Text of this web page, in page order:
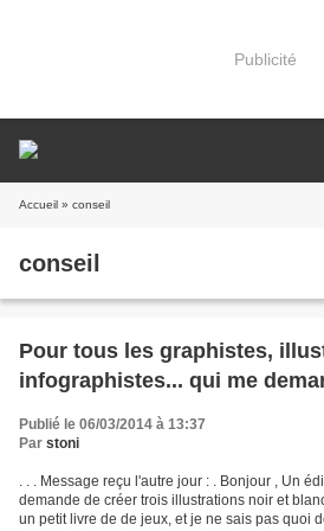
Publicité
Accueil » conseil
conseil
Pour tous les graphistes,
infographistes... qui me
Publié le 06/03/2014 à 13:37
Par stoni
. . . Message reçu l'autre jour : . Bonjour , Un
demande de créer trois illustrations noir et
un petit livre de de jeux, et je ne sais pas quoi